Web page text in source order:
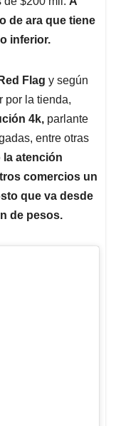
de ara que tiene
inferior.
Flag y según
por la tienda,
4k, parlante
entre otras
la atención
comercios un
que va desde
de pesos.